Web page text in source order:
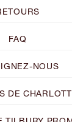
FAQ
NOUS
DE